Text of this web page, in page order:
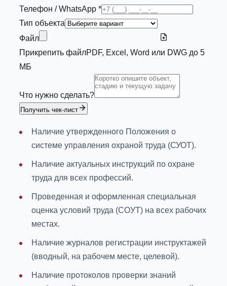
Телефон / WhatsApp *
Тип объекта
Файл
Прикрепить файлPDF, Excel, Word или DWG до 5
МБ
Что нужно сделать?
Получить чек-лист
Наличие утвержденного Положения о
системе управления охраной труда (СУОТ).
Наличие актуальных инструкций по охране
труда для всех профессий.
Проведенная и оформленная специальная
оценка условий труда (СОУТ) на всех рабочих
местах.
Наличие журналов регистрации инструктажей
(вводный, на рабочем месте, целевой).
Наличие протоколов проверки знаний